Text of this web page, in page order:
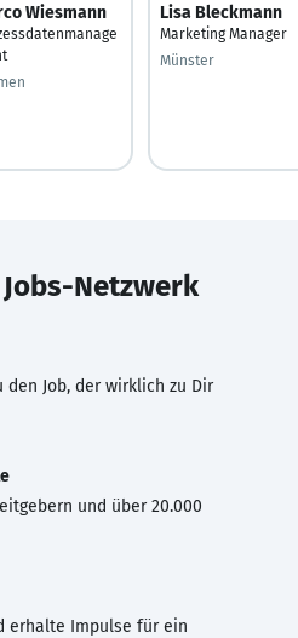
Wiesmann Lisa Bleckmann
Marketing Manager
Münster
Jobs-Netzwerk
den Job, der wirklich zu Dir
und über 20.000
erhalte Impulse für ein